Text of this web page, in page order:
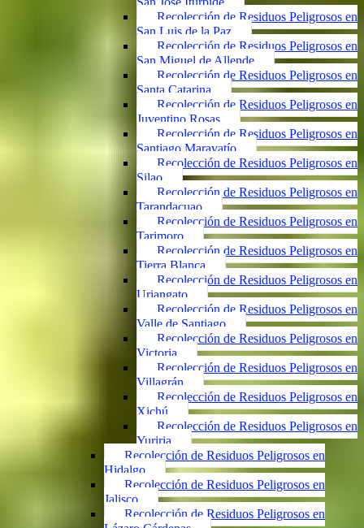
Recolección de Residuos Peligrosos en
San Luis de la Paz
Recolección de Residuos Peligrosos en
San Miguel de Allende
Recolección de Residuos Peligrosos en
Santa Catarina
Recolección de Residuos Peligrosos en
Juventino Rosas
Recolección de Residuos Peligrosos en
Santiago Maravatío
Recolección de Residuos Peligrosos en
Silao
Recolección de Residuos Peligrosos en
Tarandacuao
Recolección de Residuos Peligrosos en
Tarimoro
Recolección de Residuos Peligrosos en
Tierra Blanca
Recolección de Residuos Peligrosos en
Uriangato
Recolección de Residuos Peligrosos en
Valle de Santiago
Recolección de Residuos Peligrosos en
Victoria
Recolección de Residuos Peligrosos en
Villagrán
Recolección de Residuos Peligrosos en
Xichú
Recolección de Residuos Peligrosos en
Yuriria
Recolección de Residuos Peligrosos en
Hidalgo
Recolección de Residuos Peligrosos en
Jalisco
Recolección de Residuos Peligrosos en